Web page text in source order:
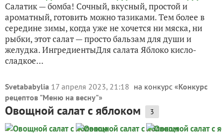
Салатик — бомба! Сочный, вкусный, простой и
ароматный, готовить можно тазиками. Тем более в
середине зимы, когда уже не хочется ни мяска, ни
рыбки, этот салат — просто бальзам для души и
желудка. ИнгредиентыДля салата Яблоко кисло-
сладкое...
Svetababylia 17 апреля 2023, 21:18 на конкурс «Конкурс
рецептов "Меню на весну"»
Овощной салат с яблоком 3